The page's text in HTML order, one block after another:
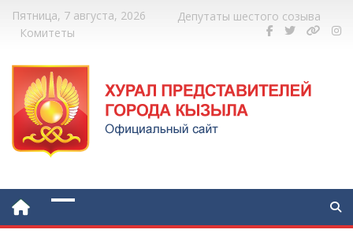
Пятница, 7 августа, 2026
Депутаты шестого созыва
Комитеты